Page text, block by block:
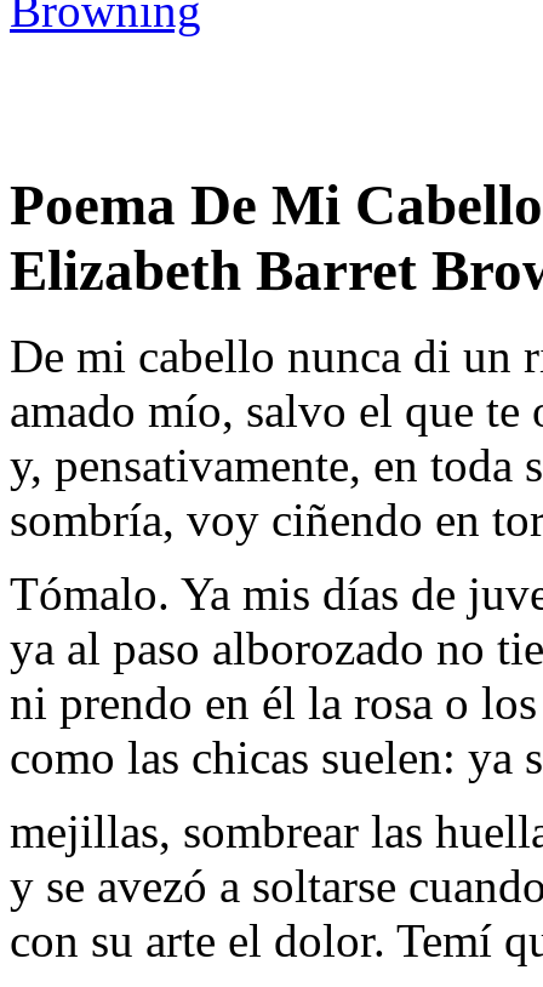
Poema De Mi
Elizabeth Barret
De mi cabello nunca di un
amado mío, salvo el que te
y, pensativamente, en toda
sombría, voy ciñendo en
Tómalo. Ya mis días de
ya al paso alborozado no
ni prendo en él la rosa o
como las chicas suelen: ya
mejillas, sombrear las
y se avezó a soltarse
con su arte el dolor. Temí